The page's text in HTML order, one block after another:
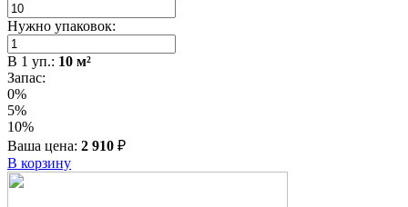
Нужно упаковок:
В 1 уп.: 10 м²
Запас:
0%
5%
10%
Ваша цена: 2 910 ₽
В корзину